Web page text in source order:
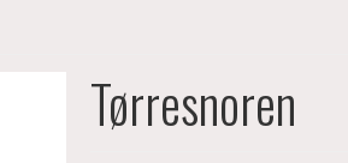
Tørresnoren